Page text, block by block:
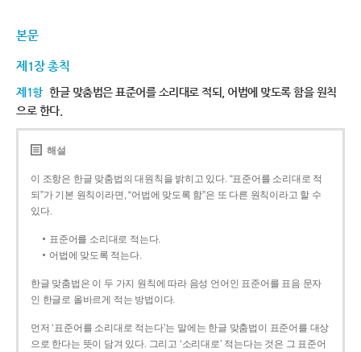
본문
제1장 총칙
제1항 한글 맞춤법은 표준어를 소리대로 적되, 어법에 맞도록 함을 원칙
으로 한다.
해설
이 조항은 한글 맞춤법의 대원칙을 밝히고 있다. “표준어를 소리대로 적
되”가 기본 원칙이라면, “어법에 맞도록 함”은 또 다른 원칙이라고 할 수
있다.
표준어를 소리대로 적는다.
어법에 맞도록 적는다.
한글 맞춤법은 이 두 가지 원칙에 따라 음성 언어인 표준어를 표음 문자
인 한글로 올바르게 적는 방법이다.
먼저 ‘표준어를 소리대로 적는다’는 말에는 한글 맞춤법이 표준어를 대상
으로 한다는 뜻이 담겨 있다. 그리고 ‘소리대로’ 적는다는 것은 그 표준어